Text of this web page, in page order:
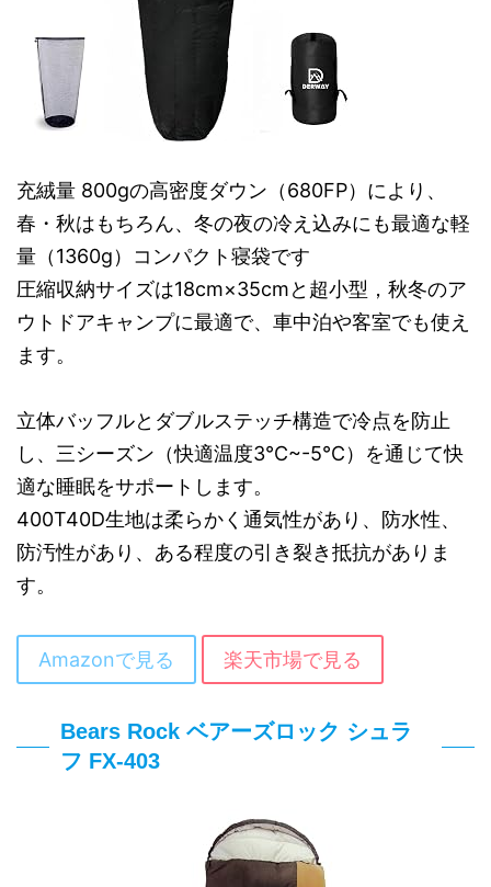
充絨量 800gの高密度ダウン（680FP）により、
春・秋はもちろん、冬の夜の冷え込みにも最適な軽
量（1360g）コンパクト寝袋です
圧縮収納サイズは18cm×35cmと超小型，秋冬のア
ウトドアキャンプに最適で、車中泊や客室でも使え
ます。
立体バッフルとダブルステッチ構造で冷点を防止
し、三シーズン（快適温度3℃~-5℃）を通じて快
適な睡眠をサポートします。
400T40D生地は柔らかく通気性があり、防水性、
防汚性があり、ある程度の引き裂き抵抗がありま
す。
Amazonで見る 楽天市場で見る
Bears Rock ベアーズロック シュラ
フ FX-403